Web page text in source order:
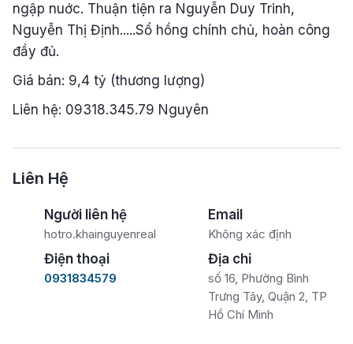
ngập nuớc. Thuận tiện ra Nguyễn Duy Trinh,
Nguyễn Thị Định.....Sổ hồng chính chủ, hoàn công
đầy đủ.
Giá bán: 9,4 tỷ (thương lượng)
Liên hệ: 09318.345.79 Nguyên
Liên Hệ
Người liên hệ
hotro.khainguyenreal
Email
Không xác định
Điện thoại
0931834579
Địa chỉ
số 16, Phường Bình
Trưng Tây, Quận 2, TP
Hồ Chí Minh